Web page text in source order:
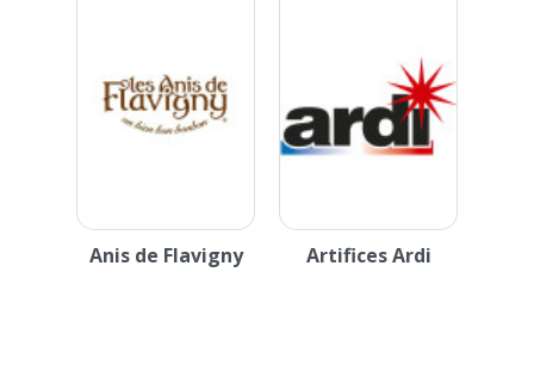
Anis de Flavigny Artifices Ardi